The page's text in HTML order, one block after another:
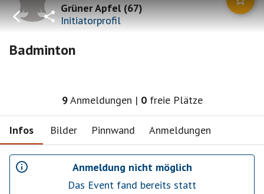
Grüner Apfel(67)
Initiatorprofil
Badminton
9Anmeldungen | 0 freie Plätze
Infos Bilder Pinnwand Anmeldungen
Anmeldung nicht möglich
Das Event fand bereits statt